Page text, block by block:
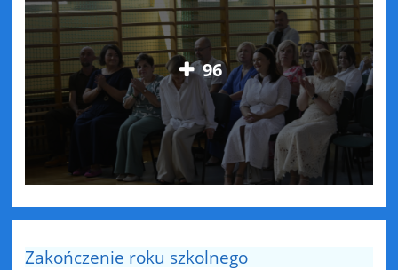
96
Zakończenie roku szkolnego